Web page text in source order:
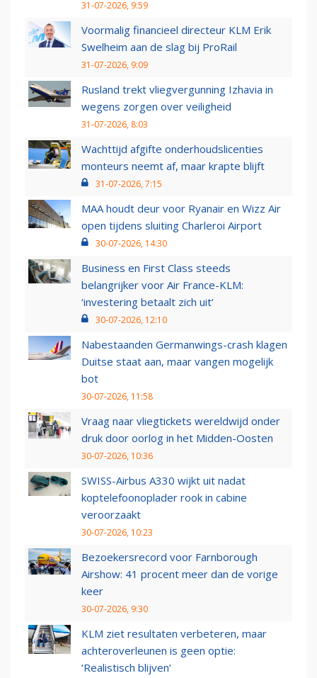
31-07-2026, 9:59
Voormalig financieel directeur KLM Erik
Swelheim aan de slag bij ProRail
31-07-2026, 9:09
Rusland trekt vliegvergunning Izhavia in
wegens zorgen over veiligheid
31-07-2026, 8:03
Wachttijd afgifte onderhoudslicenties
monteurs neemt af, maar krapte blijft
31-07-2026, 7:15
MAA houdt deur voor Ryanair en Wizz Air
open tijdens sluiting Charleroi Airport
30-07-2026, 14:30
Business en First Class steeds
belangrijker voor Air France-KLM:
‘investering betaalt zich uit’
30-07-2026, 12:10
Nabestaanden Germanwings-crash klagen
Duitse staat aan, maar vangen mogelijk
bot
30-07-2026, 11:58
Vraag naar vliegtickets wereldwijd onder
druk door oorlog in het Midden-Oosten
30-07-2026, 10:36
SWISS-Airbus A330 wijkt uit nadat
koptelefoonoplader rook in cabine
veroorzaakt
30-07-2026, 10:23
Bezoekersrecord voor Farnborough
Airshow: 41 procent meer dan de vorige
keer
30-07-2026, 9:30
KLM ziet resultaten verbeteren, maar
achteroverleunen is geen optie:
‘Realistisch blijven’